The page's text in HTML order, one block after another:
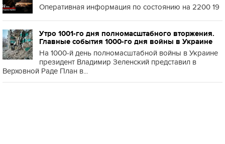
Оперативная информация по состоянию на 2200 19
Утро 1001-го дня полномасштабного вторжения.
Главные события 1000-го дня войны в Украине
На 1000-й день полномасштабной войны в Украине
президент Владимир Зеленский представил в
Верховной Раде План в...